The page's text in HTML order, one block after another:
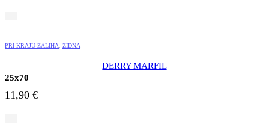
PRI KRAJU ZALIHA ZIDNA
DERRY MARFIL
25x70
11,90 €